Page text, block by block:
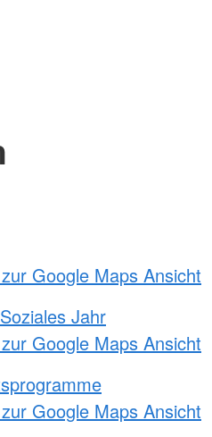
Google Maps Ansicht
Jahr
Google Maps Ansicht
Google Maps Ansicht